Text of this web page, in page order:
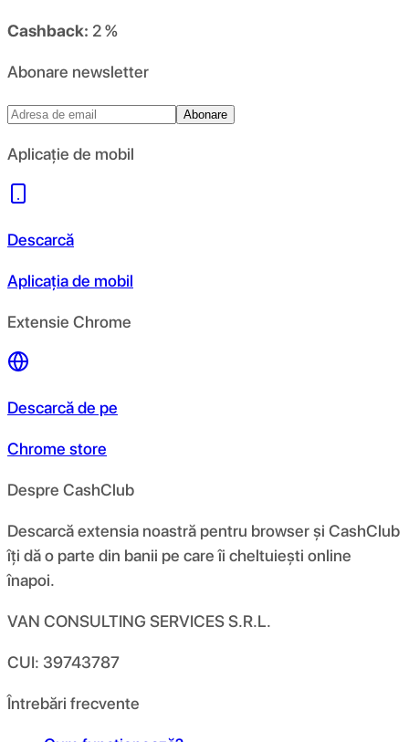
Cashback: 2 %
Abonare newsletter
Abonare
Aplicație de mobil
Descarcă
Aplicația de mobil
Extensie Chrome
Descarcă de pe
Chrome store
Despre CashClub
Descarcă extensia noastră pentru browser și CashClub
îți dă o parte din banii pe care îi cheltuiești online
înapoi.
VAN CONSULTING SERVICES S.R.L.
CUI: 39743787
Întrebări frecvente